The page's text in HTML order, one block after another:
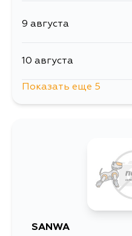
9 августа
10 августа
Показать еще 5
SANWA